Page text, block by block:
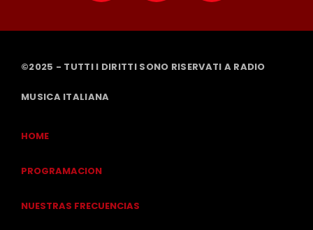
©2025 - TUTTI I DIRITTI SONO RISERVATI A RADIO
MUSICA ITALIANA
HOME
PROGRAMACION
NUESTRAS FRECUENCIAS